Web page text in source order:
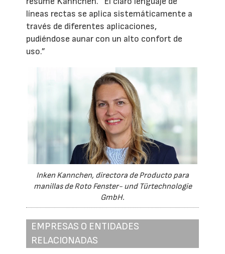
líneas rectas se aplica sistemáticamente a
través de diferentes aplicaciones,
pudiéndose aunar con un alto confort de
uso.”
Inken Kannchen, directora de Producto para
manillas de Roto Fenster- und Türtechnologie
GmbH.
EMPRESAS O ENTIDADES
RELACIONADAS